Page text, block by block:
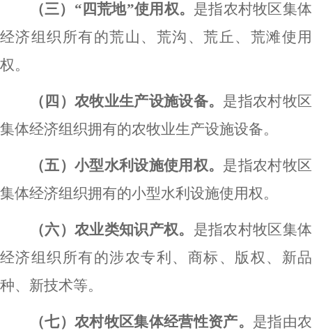
（三） “四荒地”使用权。 是指农村牧区集体
经济组织所有的荒山、荒沟、荒丘、荒滩使用
权。
（四）农牧业生产设施设备。 是指农村牧区
集体经济组织拥有的农牧业生产设施设备。
（五）小型水利设施使用权。 是指农村牧区
集体经济组织拥有的小型水利设施使用权。
（六）农业类知识产权。 是指农村牧区集体
经济组织所有的涉农专利、商标、版权、新品
种、新技术等。
（七）农村牧区集体经营性资产。 是指由农